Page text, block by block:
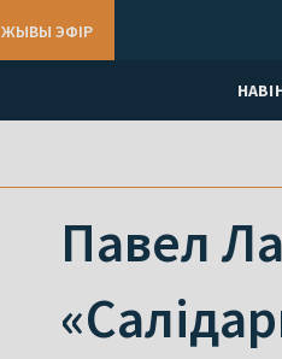
ЖЫВЫ ЭФІР
Павел